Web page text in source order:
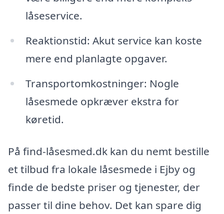
låseservice.
Reaktionstid: Akut service kan koste
mere end planlagte opgaver.
Transportomkostninger: Nogle
låsesmede opkræver ekstra for
køretid.
På find-låsesmed.dk kan du nemt bestille
et tilbud fra lokale låsesmede i Ejby og
finde de bedste priser og tjenester, der
passer til dine behov. Det kan spare dig